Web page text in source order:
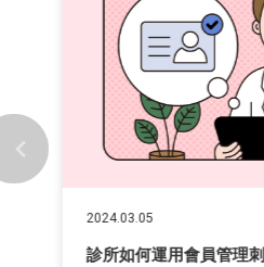
2024.03.05
診所如何運用會員管理刺